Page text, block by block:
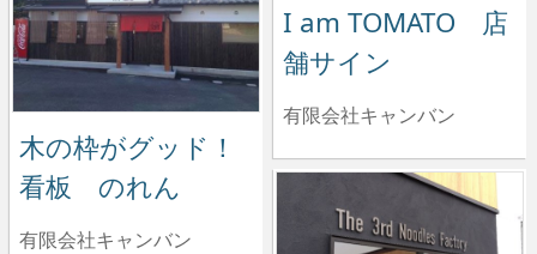
I am TOMATO 店
舗サイン
有限会社キャンバン
木の枠がグッド！
看板 のれん
有限会社キャンバン